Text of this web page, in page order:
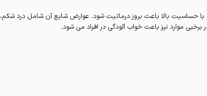
حساسیت بالا باعث بروز درماتیت شود. عوارض شایع آن شامل درد شکم،
موارد نیز باعث خواب آلودگی در افراد می شود.